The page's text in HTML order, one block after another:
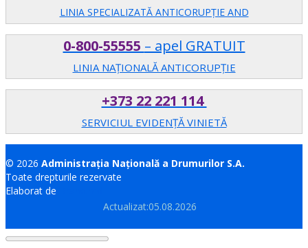
LINIA SPECIALIZATĂ ANTICORUPŢIE AND
0-800-55555 – apel GRATUIT
LINIA NAȚIONALĂ ANTICORUPȚIE
+373 22 221 114
SERVICIUL EVIDENȚĂ VINIETĂ
© 2026 Administrația Națională a Drumurilor S.A.
Toate drepturile rezervate
Elaborat de
Actualizat:05.08.2026